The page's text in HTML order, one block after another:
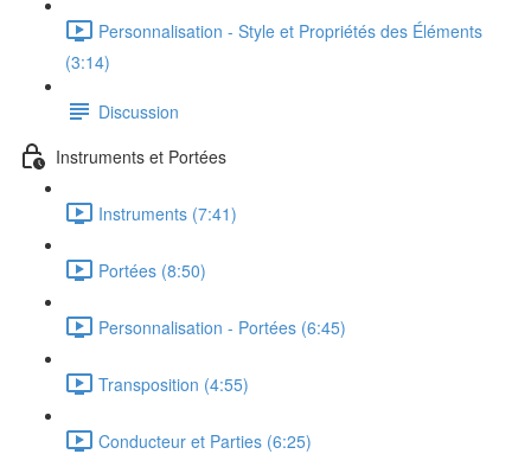
Personnalisation - Style et Propriétés des Éléments
(3:14)
Discussion
Instruments et Portées
Instruments (7:41)
Portées (8:50)
Personnalisation - Portées (6:45)
Transposition (4:55)
Conducteur et Parties (6:25)